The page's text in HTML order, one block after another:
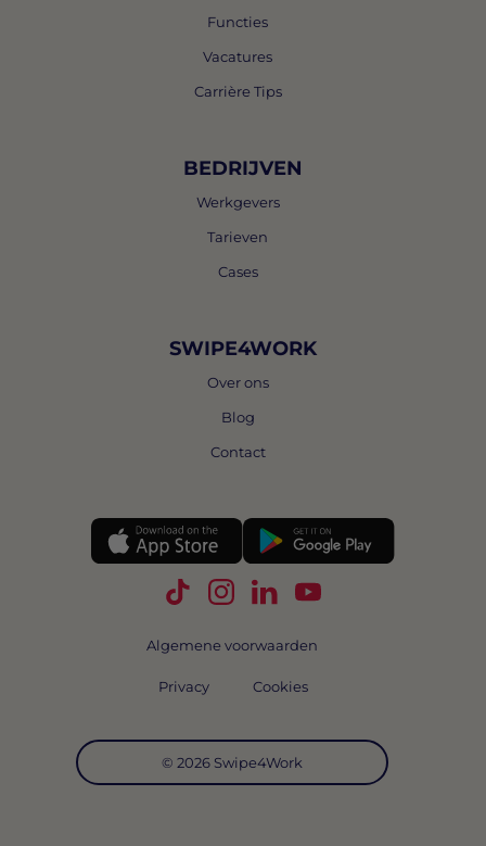
Functies
Vacatures
Carrière Tips
BEDRIJVEN
Werkgevers
Tarieven
Cases
SWIPE4WORK
Over ons
Blog
Contact
Volg Swipe4Work op TikTok
Volg Swipe4Work op
Volg Swipe4Work op
Volg Swipe4Work
© 2026 Swipe4Work
Algemene voorwaarden
Privacy Cookies